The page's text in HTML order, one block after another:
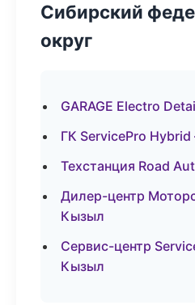
Сибирский
округ
GARAGE Electro
ГК ServicePro
Техстанция Road
Дилер-центр
Кызыл
Сервис-центр
Кызыл